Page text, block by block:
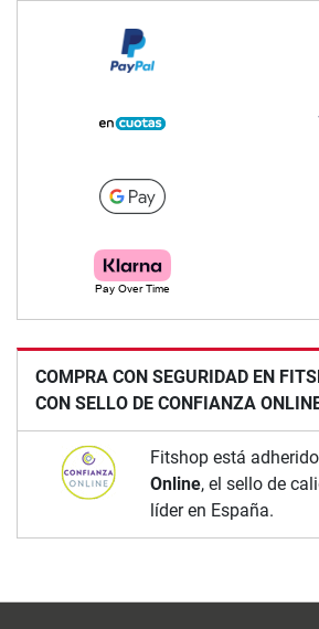
COMPRA CON SEGURIDAD EN
CON SELLO DE CONFIANZA
Fitshop está
Online, el sello de
líder en España.